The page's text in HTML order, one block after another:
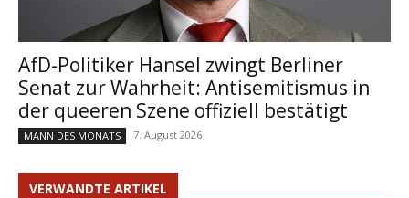
AfD-Politiker Hansel zwingt Berliner
Senat zur Wahrheit: Antisemitismus in
der queeren Szene offiziell bestätigt
MANN DES MONATS 7. August 2026
VERWANDTE ARTIKEL